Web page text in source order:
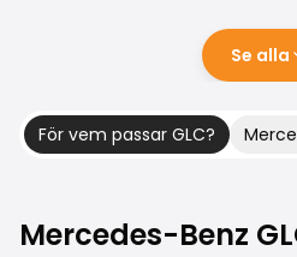
Skåpbilar
Kommersiella fordon
Saka Select
Se alla
För vem passar GLC?
Mercedes-Benz